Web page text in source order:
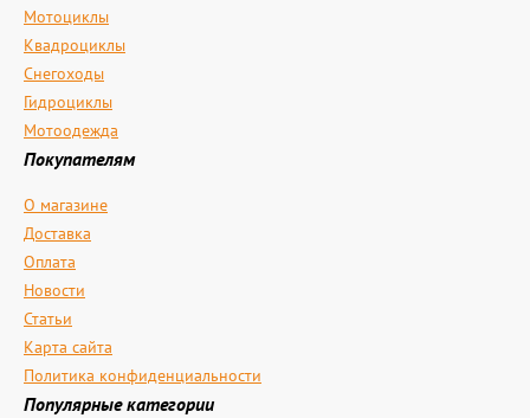
Мотоциклы
Квадроциклы
Снегоходы
Гидроциклы
Мотоодежда
Покупателям
О магазине
Доставка
Оплата
Новости
Статьи
Карта сайта
Политика конфиденциальности
Популярные категории